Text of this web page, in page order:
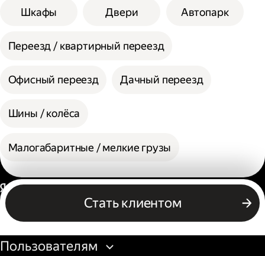
Шкафы Двери Автопарк
Переезд / квартирный переезд
Офисный переезд Дачный переезд
Шины / колёса
Малогабаритные / мелкие грузы
Стать клиентом
Россия
Бизнесу
Пользователям